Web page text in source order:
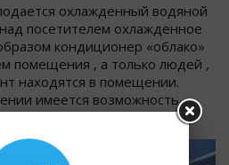
охлажденный водяной
посетителем охлажденное
кондиционер «облако»
помещения , а только людей ,
находятся в помещении.
имеется возможность
температурой воздуха.